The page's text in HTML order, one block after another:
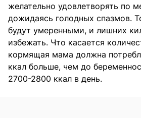
желательно удовлетворять по
дожидаясь голодных спазмов.
будут умеренными, и лишних
избежать. Что касается
кормящая мама должна
ккал больше, чем до
2700-2800 ккал в день.